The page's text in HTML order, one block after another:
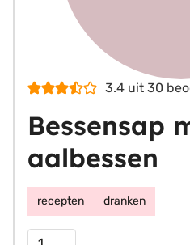
3.4uit 30
Bessensap
aalbessen
recepten dranken
Porties